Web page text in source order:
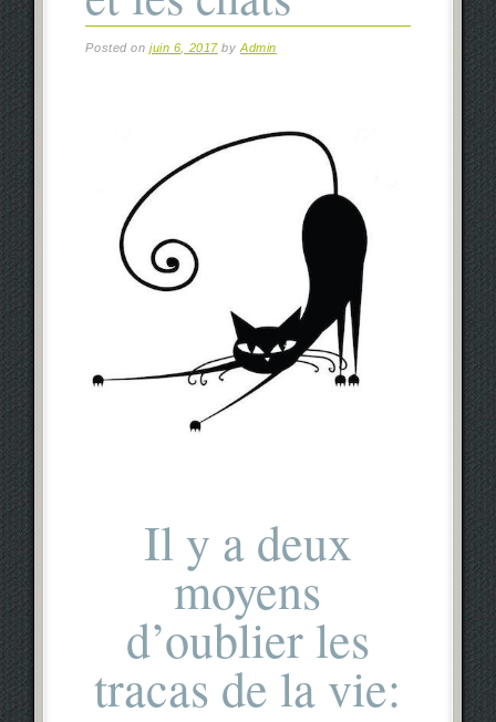
Posted onjuin 6, 2017 byAdmin
Il y a deux
moyens
d’oublier les
tracas de la vie: